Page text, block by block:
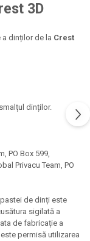
3D
a dinților de la Crest
smalțul dinților.
PO Box 599,
Privacu Team, PO
de dinți este
sigilată a
de fabricație a
permisă utilizarea